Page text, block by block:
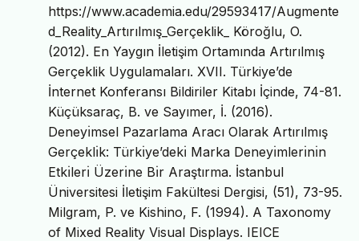
https://www.academia.edu/29593417/Augmente
d_Reality_Artırılmış_Gerçeklik_ Köroğlu, O.
(2012). En Yaygın İletişim Ortamında Artırılmış
Gerçeklik Uygulamaları. XVII. Türkiye’de
İnternet Konferansı Bildiriler Kitabı İçinde, 74-81.
Küçüksaraç, B. ve Sayımer, İ. (2016).
Deneyı̇msel Pazarlama Aracı Olarak Artırılmış
Gerçeklı̇k: Türkı̇ye’dekı̇ Marka Deneyı̇mlerı̇nı̇n
Etkı̇lerı̇ Üzerı̇ne Bı̇r Araştırma. İstanbul
Üniversitesi İletişim Fakültesi Dergisi, (51), 73-95.
Milgram, P. ve Kishino, F. (1994). A Taxonomy
of Mixed Reality Visual Displays. IEICE